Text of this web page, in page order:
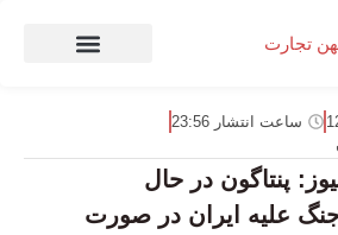
ساعت انتشار 23:56
پنتاگون در حال
علیه ایران در صورت